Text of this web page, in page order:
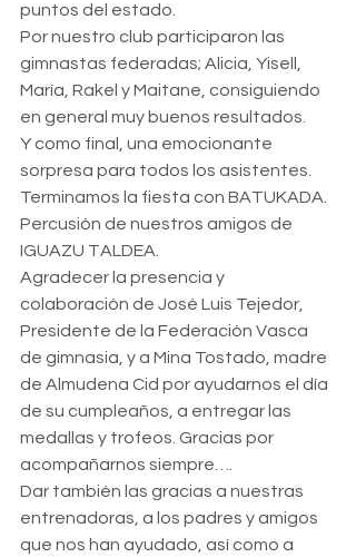
puntos del estado.
Por nuestro club participaron las
gimnastas federadas; Alicia, Yisell,
María, Rakel y Maitane, consiguiendo
en general muy buenos resultados.
Y como final, una emocionante
sorpresa para todos los asistentes.
Terminamos la fiesta con BATUKADA.
Percusión de nuestros amigos de
IGUAZU TALDEA.
Agradecer la presencia y
colaboración de José Luis Tejedor,
Presidente de la Federación Vasca
de gimnasia, y a Mina Tostado, madre
de Almudena Cid por ayudarnos el día
de su cumpleaños, a entregar las
medallas y trofeos. Gracias por
acompañarnos siempre….
Dar también las gracias a nuestras
entrenadoras, a los padres y amigos
que nos han ayudado, así como a